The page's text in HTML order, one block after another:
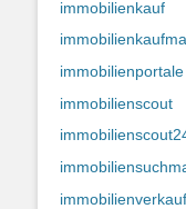
immobilienkauf
immobilienportale
immobilienscout
immobilienverkauf